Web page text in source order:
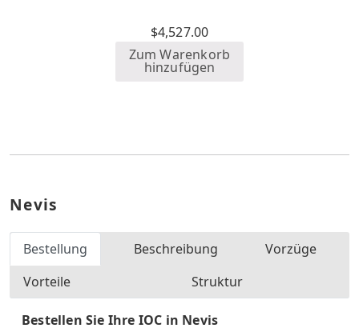
$4,527.00
Zum Warenkorb
hinzufügen
Nevis
Bestellung Beschreibung
Vorzüge
Vorteile
Struktur
Bestellen Sie Ihre IOC in Nevis